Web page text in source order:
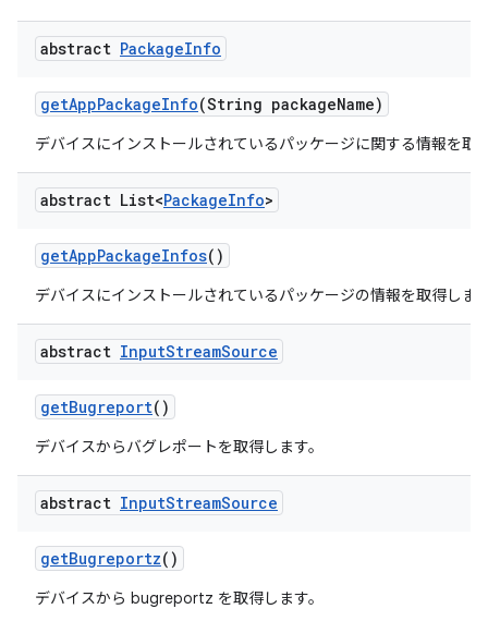
abstract PackageInfo
getAppPackageInfo(String packageName)
デバイスにインストールされているパッケージに関する情報を取
abstract List<PackageInfo>
getAppPackageInfos()
デバイスにインストールされているパッケージの情報を取得しま
abstract InputStreamSource
getBugreport()
デバイスからバグレポートを取得します。
abstract InputStreamSource
getBugreportz()
デバイスから bugreportz を取得します。